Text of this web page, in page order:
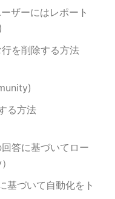
ザーにはレポート
を削除する方法
る方法
答に基づいてロー
基づいて自動化をト